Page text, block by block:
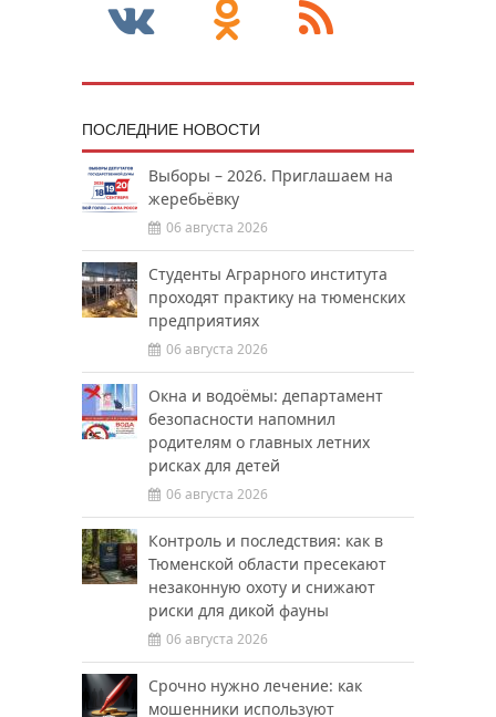
ПОСЛЕДНИЕ НОВОСТИ
Выборы – 2026. Приглашаем на
жеребьёвку
06 августа 2026
Студенты Аграрного института
проходят практику на тюменских
предприятиях
06 августа 2026
Окна и водоёмы: департамент
безопасности напомнил
родителям о главных летних
рисках для детей
06 августа 2026
Контроль и последствия: как в
Тюменской области пресекают
незаконную охоту и снижают
риски для дикой фауны
06 августа 2026
Срочно нужно лечение: как
мошенники используют